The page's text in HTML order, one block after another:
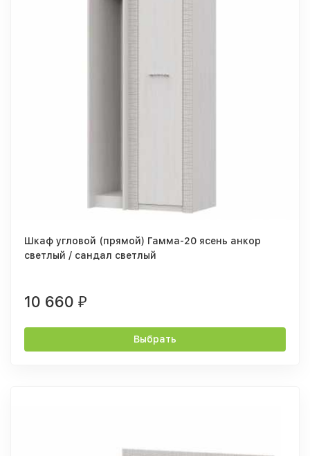
Шкаф угловой (прямой) Гамма-20 ясень анкор
светлый / сандал светлый
10 660 ₽
Выбрать